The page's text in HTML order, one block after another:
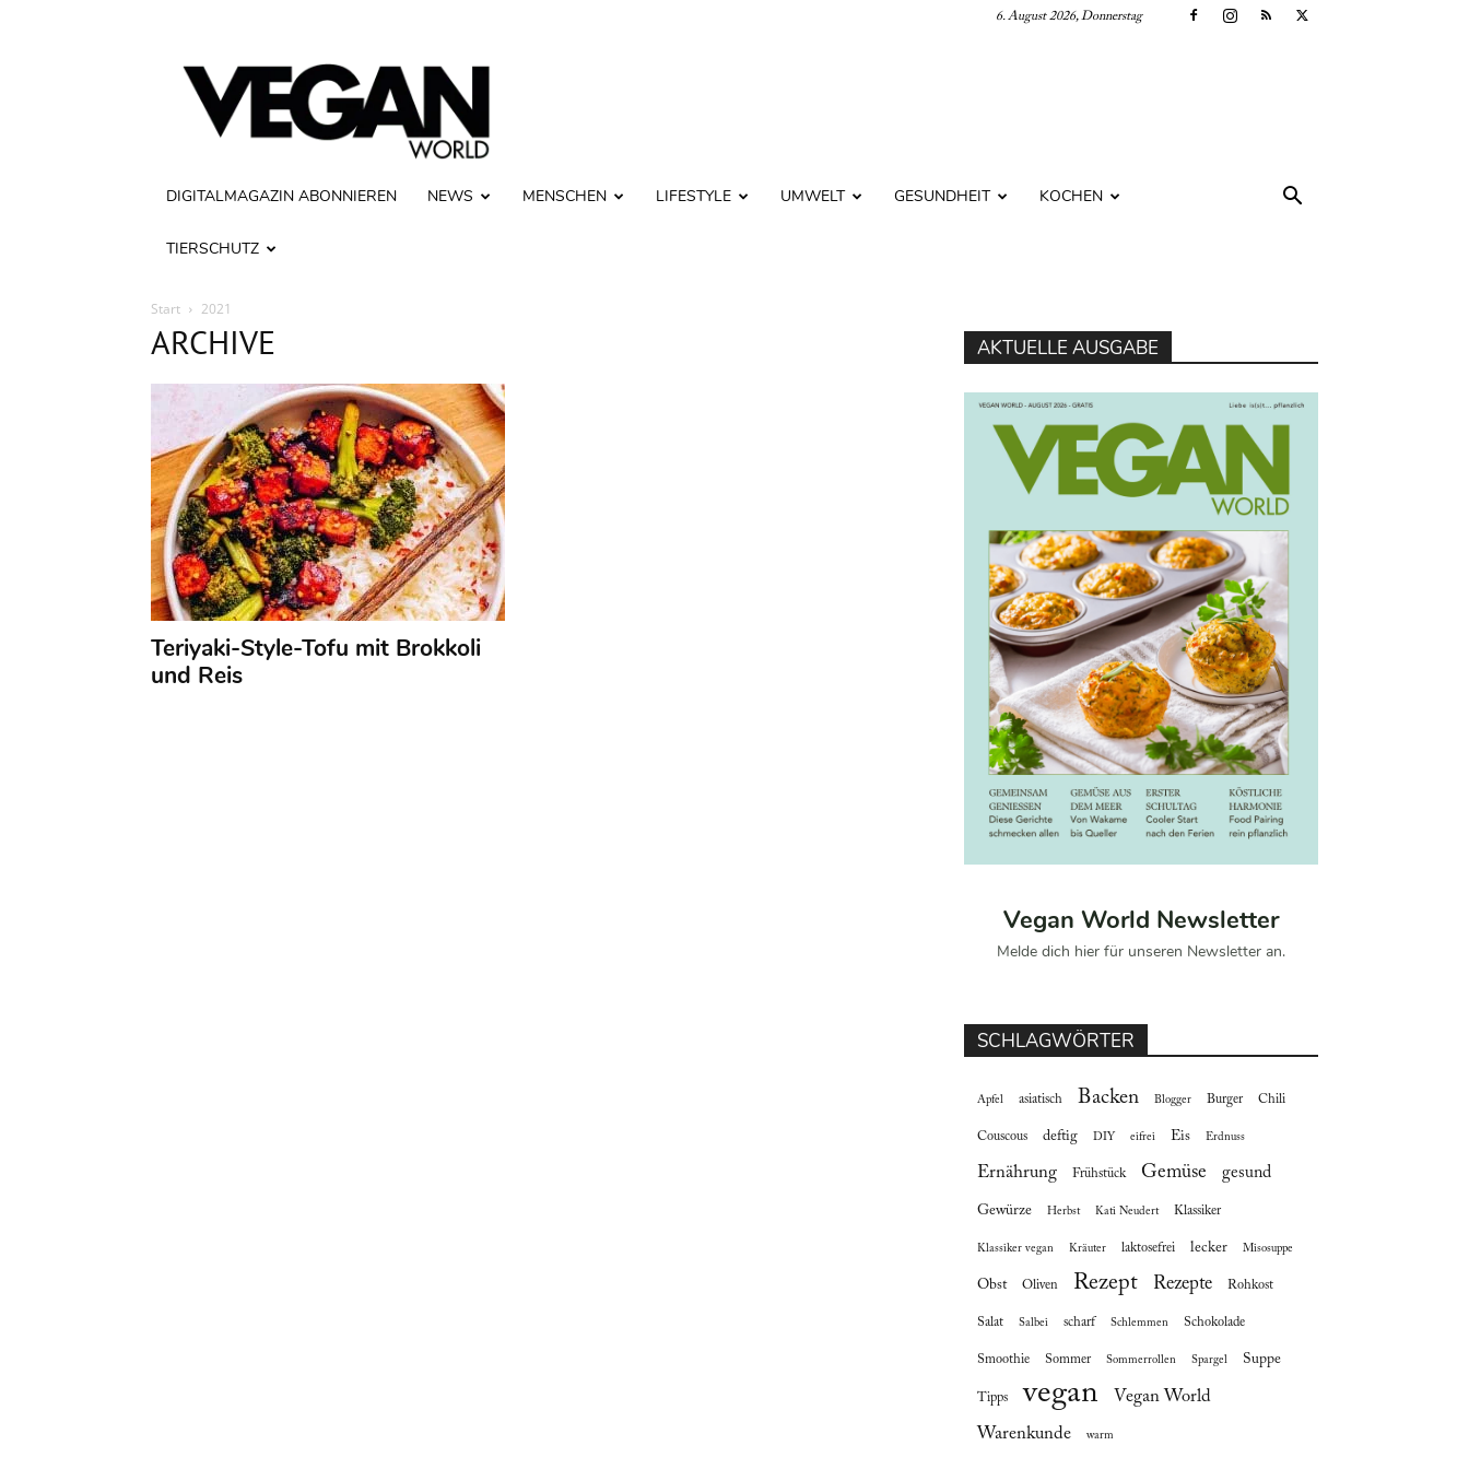
6. August 2026, Donnerstag
Vegan
World
DIGITALMAGAZIN ABONNIEREN NEWS MENSCHEN LIFESTYLE UMWELT GESUNDHEIT KOCHEN
TIERSCHUTZ
Start 2021
ARCHIVE
Teriyaki-Style-Tofu mit Brokkoli
und Reis
AKTUELLE AUSGABE
Vegan World Newsletter
Melde dich hier für unseren Newsletter an.
SCHLAGWÖRTER
Apfel asiatisch Backen Blogger Burger Chili
Couscous deftig DIY eifrei Eis Erdnuss
Ernährung Frühstück Gemüse gesund
Gewürze Herbst Kati Neudert Klassiker
Klassiker vegan Kräuter laktosefrei lecker Misosuppe
Obst Oliven Rezept Rezepte Rohkost
Salat Salbei scharf Schlemmen Schokolade
Smoothie Sommer Sommerrollen Spargel Suppe
Tipps vegan Vegan World
Warenkunde warm